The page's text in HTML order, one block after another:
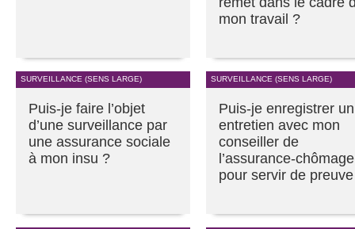
mon travail ?
SURVEILLANCE (SENS LARGE)
Puis-je faire l’objet
d’une surveillance par
une assurance sociale
à mon insu ?
SURVEILLANCE (SENS LARGE)
Puis-je enregistrer un
entretien avec mon
conseiller de
l’assurance-chômage
pour servir de